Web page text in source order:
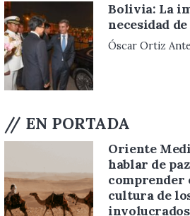
Bolivia: La
necesidad
Óscar Ortiz
// EN PORTADA
Oriente
hablar de
comprender
cultura de